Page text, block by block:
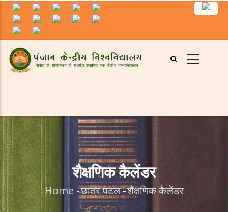
Skip
main
शैक्षणिक कैलेंडर
Breadcrumb
Home -छात्र पटल-शैक्षणिक कैलेंडर